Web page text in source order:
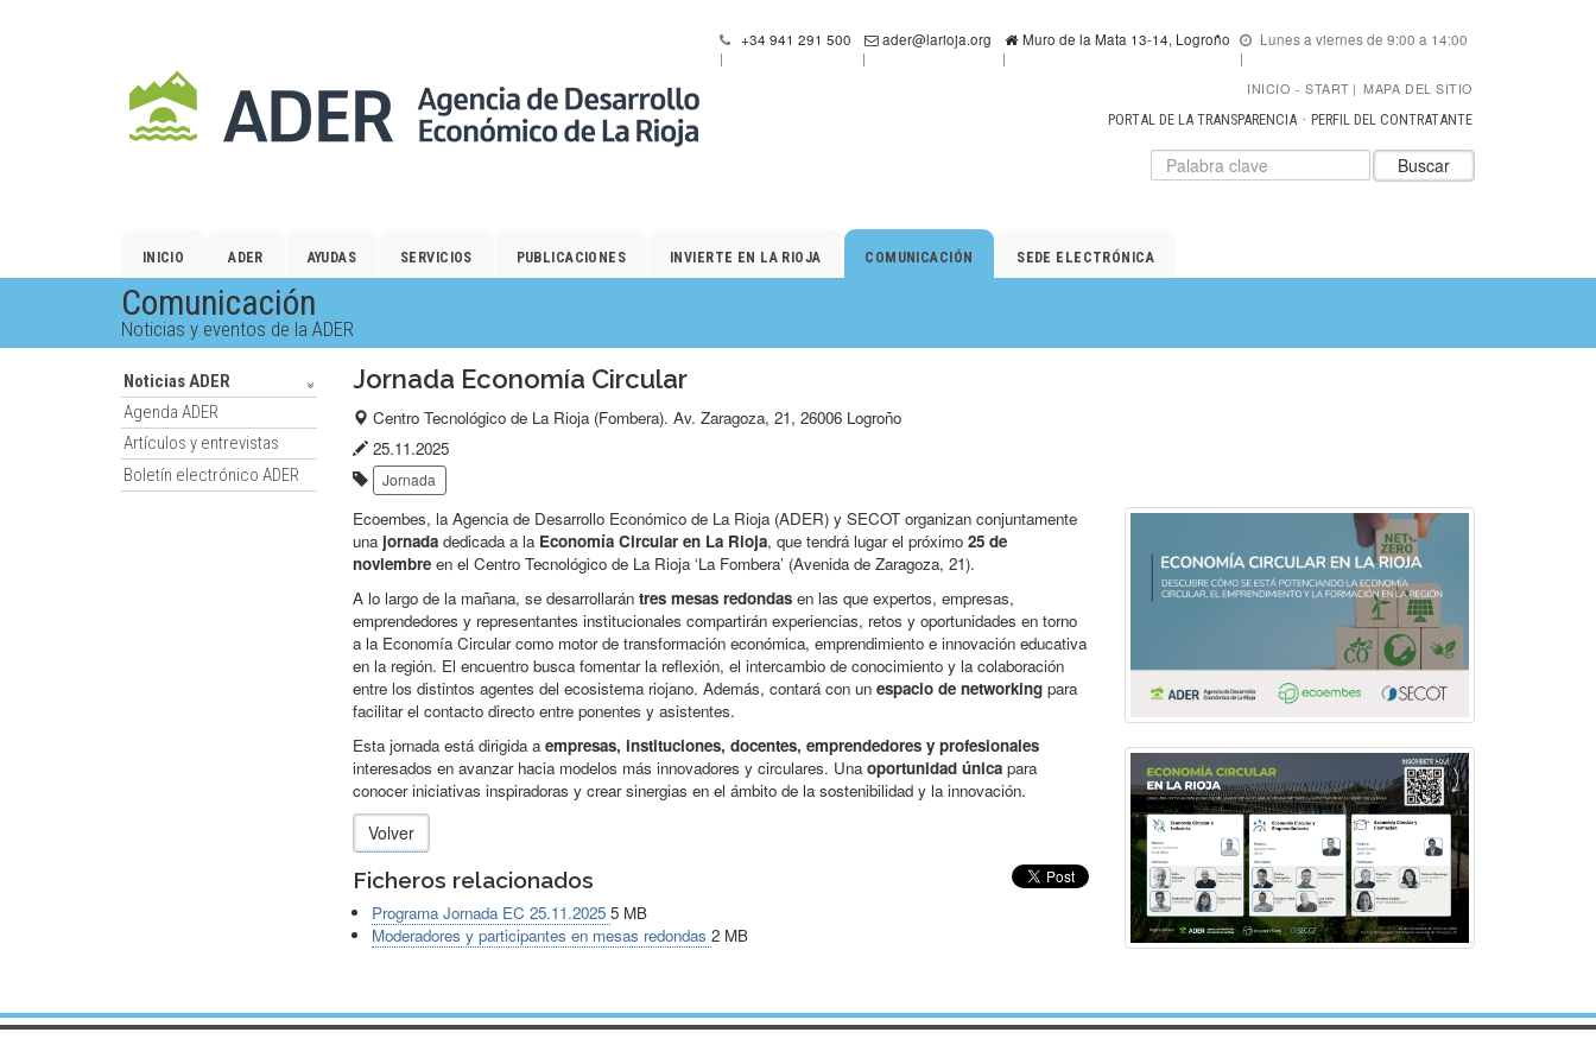
contenido
principal.
+34 941 291 500 ader@larioja.org Muro de la Mata 13-14, Logroño Lunes a viernes de 9:00 a 14:00
INICIO START | MAPA DEL SITIO
PORTAL DE LA TRANSPARENCIA
PERFIL DEL CONTRATANTE
Datos
para
de
Introduzca
el
buscar
Buscar
INICIO ADER AYUDAS SERVICIOS PUBLICACIONES INVIERTE EN LA RIOJA COMUNICACIÓN SEDE ELECTRÓNICA
Comunicación
Noticias y eventos de la ADER
Noticias ADER
Agenda ADER
Artículos y entrevistas
Boletín electrónico ADER
Jornada Economía Circular
Lugar
del
evento:
Centro Tecnológico de La Rioja (Fombera). Av. Zaragoza, 21, 26006 Logroño
Fecha
de
publicación:
25.11.2025
Etiquetas:
Jornada
Ecoembes, la Agencia de Desarrollo Económico de La Rioja (ADER) y SECOT organizan conjuntamente
una jornada dedicada a la Economía Circular en La Rioja, que tendrá lugar el próximo 25 de
noviembre en el Centro Tecnológico de La Rioja ‘La Fombera’ (Avenida de Zaragoza, 21).
A lo largo de la mañana, se desarrollarán tres mesas redondas en las que expertos, empresas,
emprendedores y representantes institucionales compartirán experiencias, retos y oportunidades en torno
a la Economía Circular como motor de transformación económica, emprendimiento e innovación educativa
en la región. El encuentro busca fomentar la reflexión, el intercambio de conocimiento y la colaboración
entre los distintos agentes del ecosistema riojano. Además, contará con un espacio de networking para
facilitar el contacto directo entre ponentes y asistentes.
Esta jornada está dirigida aempresas, instituciones, docentes, emprendedores y profesionales
interesados en avanzar hacia modelos más innovadores y circulares. Unaoportunidad única para
conocer iniciativas inspiradoras y crear sinergias en el ámbito de la sostenibilidad y la innovación.
Volver
Ficheros relacionados
Programa Jornada EC 25.11.20255 MB
Moderadores y participantes en mesas redondas2 MB